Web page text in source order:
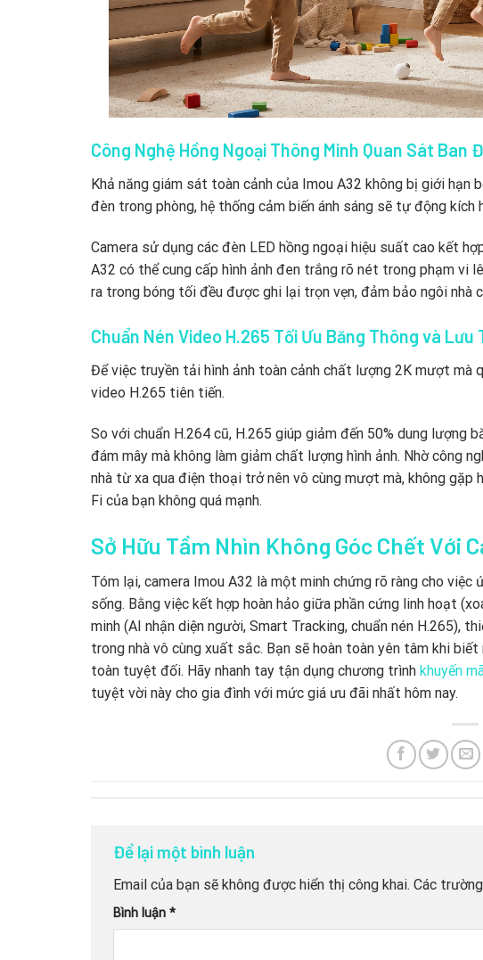
Công Nghệ Hồng Ngoại Thông Minh Quan Sát Ban
Khả năng giám sát toàn cảnh của Imou A32 không bị giới
đèn trong phòng, hệ thống cảm biến ánh sáng sẽ tự động kích
Camera sử dụng các đèn LED hồng ngoại hiệu suất cao kết
A32 có thể cung cấp hình ảnh đen trắng rõ nét trong phạm vi
ra trong bóng tối đều được ghi lại trọn vẹn, đảm bảo ngôi nhà
Chuẩn Nén Video H.265 Tối Ưu Băng Thông và Lưu
Để việc truyền tải hình ảnh toàn cảnh chất lượng 2K mượt mà
video H.265 tiên tiến.
So với chuẩn H.264 cũ, H.265 giúp giảm đến 50% dung lượng
đám mây mà không làm giảm chất lượng hình ảnh. Nhờ công
nhà từ xa qua điện thoại trở nên vô cùng mượt mà, không
Fi của bạn không quá mạnh.
Sở Hữu Tầm Nhìn Không Góc Chết Với
Tóm lại, camera Imou A32 là một minh chứng rõ ràng cho
sống. Bằng việc kết hợp hoàn hảo giữa phần cứng linh hoạt
minh (AI nhận diện người, Smart Tracking, chuẩn nén H.265),
trong nhà vô cùng xuất sắc. Bạn sẽ hoàn toàn yên tâm khi
toàn tuyệt đối. Hãy nhanh tay tận dụng chương trình khuyến
tuyệt vời này cho gia đình với mức giá ưu đãi nhất hôm nay.
Để lại một bình luận
Email của bạn sẽ không được hiển thị công khai. Các
Bình luận *